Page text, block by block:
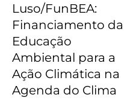
Luso/FunBEA:
Financiamento da
Educação
Ambiental para a
Ação Climática na
Agenda do Clima